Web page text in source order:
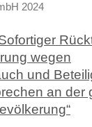
2024
wegen
und
an der